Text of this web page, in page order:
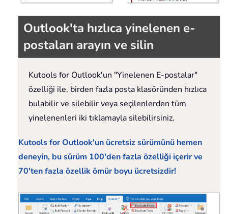
Outlook'ta hızlıca yinelenen e-
postaları arayın ve silin
Kutools for Outlook'un "Yinelenen E-postalar"
özelliği ile, birden fazla posta klasöründen hızlıca
bulabilir ve silebilir veya seçilenlerden tüm
yinelenenleri iki tıklamayla silebilirsiniz.
Kutools for Outlook'un ücretsiz sürümünü hemen
deneyin, bu sürüm 100'den fazla özelliği içerir ve
70'ten fazla özellik ömür boyu ücretsizdir!